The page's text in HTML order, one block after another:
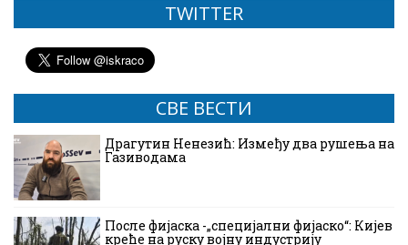
TWITTER
СВЕ ВЕСТИ
Драгутин Ненезић: Између два рушења на
Газиводама
После фијаска -„специјални фијаско“: Кијев
креће на руску војну индустрију